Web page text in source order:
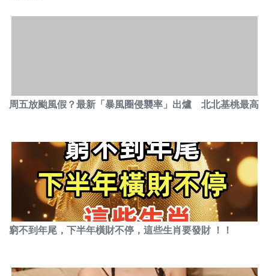
周五放颱風假？最新「暴風圈侵襲率」出爐 北北基桃最高
窮不到年尾，下半年橫財不停，這些生肖要發財 ！！